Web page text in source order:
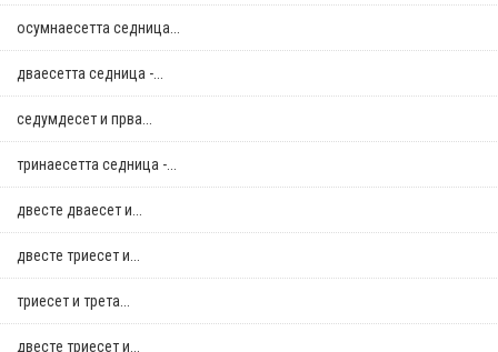
осумнaесетта седница...
дваесетта седница -...
седумдесет и прва...
тринаесетта седница -...
двестe дваесет и...
двестe триесет и...
триесет и трета...
двестe триесет и...